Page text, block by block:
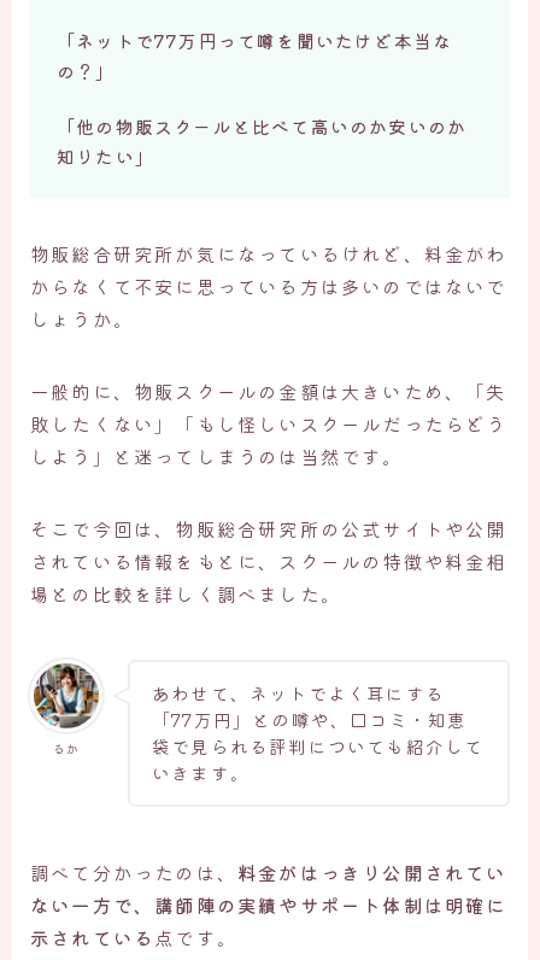
「ネットで77万円って噂を聞いたけど本当な
の？」
「他の物販スクールと比べて高いのか安いのか
知りたい」
物販総合研究所が気になっているけれど、料金がわ
からなくて不安に思っている方は多いのではないで
しょうか。
一般的に、物販スクールの金額は大きいため、「失
敗したくない」「もし怪しいスクールだったらどう
しよう」と迷ってしまうのは当然です。
そこで今回は、物販総合研究所の公式サイトや公開
されている情報をもとに、スクールの特徴や料金相
場との比較を詳しく調べました。
るか
あわせて、ネットでよく耳にする
「77万円」との噂や、口コミ・知恵
袋で見られる評判についても紹介して
いきます。
調べて分かったのは、 料金がはっきり公開されてい
ない一方で、講師陣の実績やサポート体制は明確に
示されている 点です。